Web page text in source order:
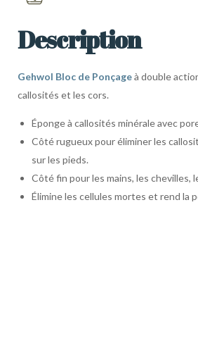
Description
Gehwol Bloc de Ponçageà double
callosités et les cors.
Éponge à callosités minérale avec
Côté rugueux pour éliminer les
sur les pieds.
Côté fin pour les mains, les chevilles,
Élimine les cellules mortes et rend la